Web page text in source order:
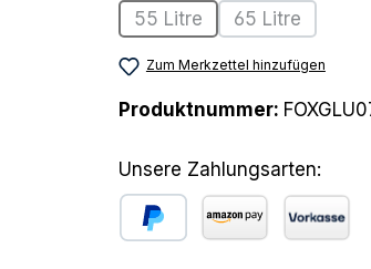
55 Litre
(Diese Option ist zurzeit
65 Litre
(Diese
Zum Merkzettel hinzufügen
Produktnummer:
Unsere Zahlungsarten: